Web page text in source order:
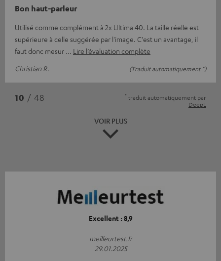
Bon haut-parleur
Utilisé comme complément à 2x Ultima 40. La taille réelle est
supérieure à celle suggérée par l'image. C'est un avantage, il
faut donc mesur
Lire l’évaluation complète
Christian R.
(Traduit automatiquement *)
10 / 48 * traduit automatiquement par
DeepL
VOIR PLUS
Excellent : 8,9
meilleurtest.fr
29.01.2025